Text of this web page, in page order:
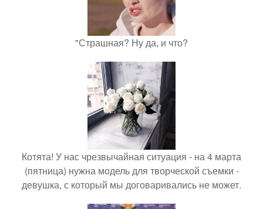
"Страшная? Ну да, и что?
Котята! У нас чрезвычайная ситуация - на 4 марта
(пятница) нужна модель для творческой съемки -
девушка, с который мы договаривались не может.